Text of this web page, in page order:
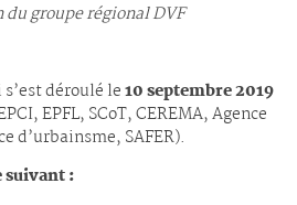
groupe régional DVF
déroulé le10 septembre 2019
EPFL, SCoT, CEREMA, Agence
d’urbainsme, SAFER).
suivant :